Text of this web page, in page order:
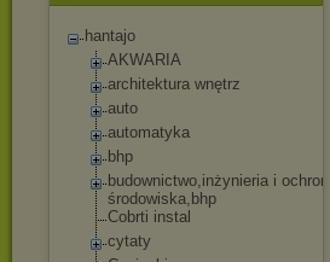
hantajo
AKWARIA
architektura wnętrz
auto
automatyka
bhp
budownictwo,inżynieria i ochrona
środowiska,bhp
Cobrti instal
cytaty